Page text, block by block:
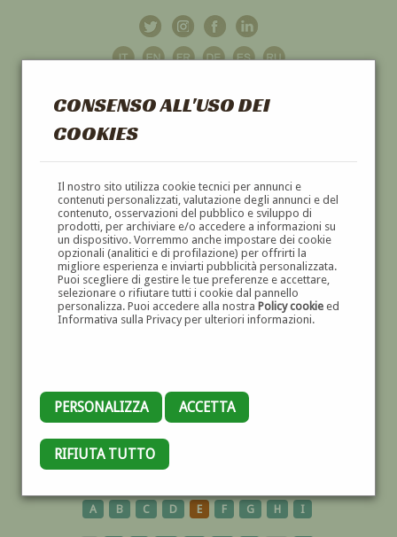
CONSENSO ALL'USO DEI
COOKIES
Il nostro sito utilizza cookie tecnici per annunci e
contenuti personalizzati, valutazione degli annunci e del
contenuto, osservazioni del pubblico e sviluppo di
prodotti, per archiviare e/o accedere a informazioni su
un dispositivo. Vorremmo anche impostare dei cookie
opzionali (analitici e di profilazione) per offrirti la
migliore esperienza e inviarti pubblicità personalizzata.
Puoi scegliere di gestire le tue preferenze e accettare,
selezionare o rifiutare tutti i cookie dal pannello
personalizza. Puoi accedere alla nostra Policy cookieed
Informativa sulla Privacy per ulteriori informazioni.
PERSONALIZZA ACCETTA
RIFIUTA TUTTO
GALLERIAD'ARTE
DIPINTI E SCULTURE '800 E '900
CARTELLONISTI
A B C D E F G H I